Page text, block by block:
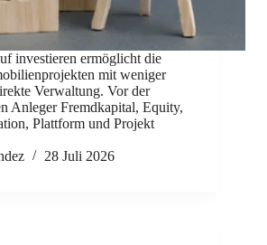
investieren ermöglicht die
mit weniger
Verwaltung. Vor der
Anleger Fremdkapital, Equity,
Plattform und Projekt
28 Juli 2026